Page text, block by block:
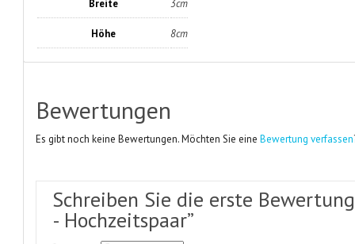
Breite 3cm
Höhe 8cm
Bewertungen
Es gibt noch keine Bewertungen. Möchten Sie eineBewertung verfassen
Schreiben Sie die erste
- Hochzeitspaar”